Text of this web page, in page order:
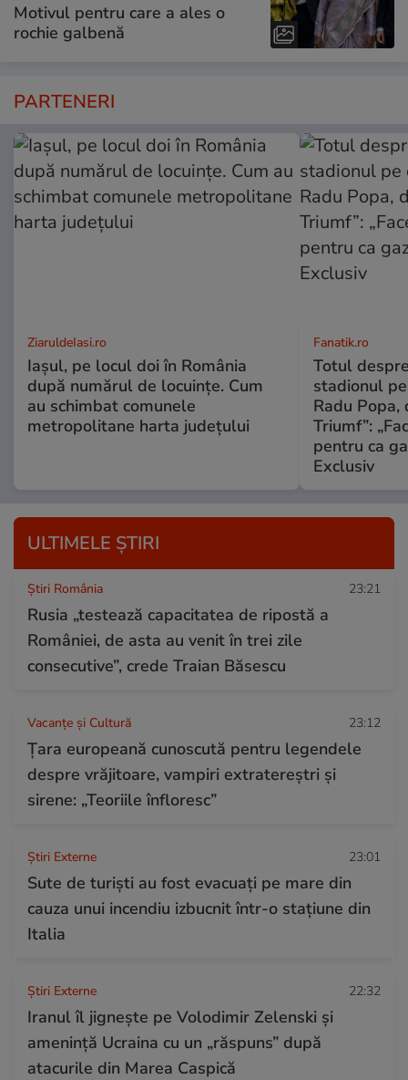
Motivul pentru care a ales o
rochie galbenă
PARTENERI
ZiaruldeIasi.ro
Iașul, pe locul doi în România
după numărul de locuințe. Cum
au schimbat comunele
metropolitane harta județului
Fanatik.ro
Totul
stadionul
Radu Popa,
Triumf”:
pentru ca
Exclusiv
ULTIMELE ȘTIRI
Știri România 23:21
Rusia „testează capacitatea de ripostă a
României, de asta au venit în trei zile
consecutive”, crede Traian Băsescu
Vacanțe și Cultură 23:12
Țara europeană cunoscută pentru legendele
despre vrăjitoare, vampiri extratereștri și
sirene: „Teoriile înfloresc”
Știri Externe 23:01
Sute de turiști au fost evacuați pe mare din
cauza unui incendiu izbucnit într-o stațiune din
Italia
Știri Externe 22:32
Iranul îl jignește pe Volodimir Zelenski și
amenință Ucraina cu un „răspuns” după
atacurile din Marea Caspică